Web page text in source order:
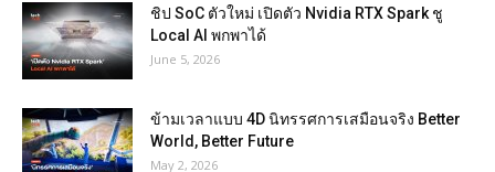
ชิป SoC ตัวใหม่ เปิดตัว Nvidia RTX Spark ชู
Local AI พกพาได้
June 5, 2026
ข้ามเวลาแบบ 4D นิทรรศการเสมือนจริง Better
World, Better Future
May 2, 2026